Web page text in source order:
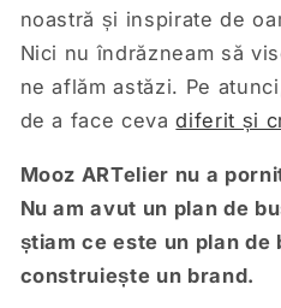
noastră și inspirate de
Nici nu îndrăzneam să
ne aflăm astăzi. Pe
de a face cevadiferit și
Mooz ARTelier nu a
Nu am avut un plan de
știam ce este un plan de
construiește un brand.